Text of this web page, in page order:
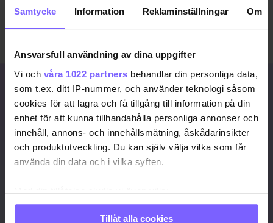
Samtycke Information Reklaminställningar Om
Ansvarsfull användning av dina uppgifter
Vi och våra 1022 partners behandlar din personliga data,
som t.ex. ditt IP-nummer, och använder teknologi såsom
cookies för att lagra och få tillgång till information på din
enhet för att kunna tillhandahålla personliga annonser och
innehåll, annons- och innehållsmätning, åskådarinsikter
och produktutveckling. Du kan själv välja vilka som får
använda din data och i vilka syften.
Med din tillåtelse skulle vi även vilja:
Samla in information om din geografiska plats
Tillåt alla cookies
tillsammans med EU-ländernas regeringar och
Europaparlamentet står upp för mänskliga
rättigheter, för kvinnors frihet och för hbt-personers
Signa upp dig för att
fortsätta läsa
För att fortsätta läsa hela artikeln, och
många andra artiklar på qx.se, behöver
du signa upp dig, det är helt gratis och
du får dessutom våra nyhetsbrev.
JA, JAG VILL LÄSA HELA ARTIKELN